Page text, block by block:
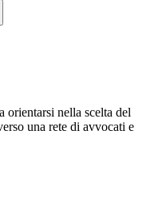
orientarsi nella scelta del
una rete di avvocati e